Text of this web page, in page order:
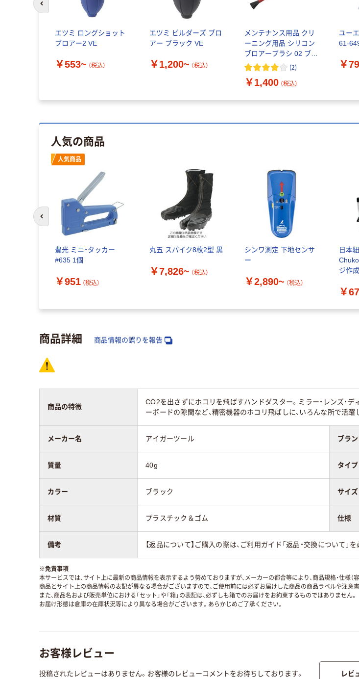
エツミ ロングショット
ブロアー2 VE
￥553~ （税込）
エツミ ビルダーズ ブロ
アー ブラック VE
￥1,200~ （税込）
メンテナンス用品 クリ
ーニング用品 シリコン
ブロアーブラシ 02 ブラ
ック BK KMC-87BK ハ
(2)
￥1,400 （税込）
ユー
61-
￥
前のスライドへ
人気の商品
人気商品
豊光 ミニ・タッカー
#635 1個
￥951 （税込）
丸五 スパイク8枚2型 黒
￥7,826~ （税込）
シンワ測定 下地センサ
ー
￥2,890~ （税込）
日本
ジ作
￥
前のスライドへ
商品詳細 商品情報の誤りを報告
商品の特徴
CO2を出さずにホコリを飛ばすハンドダスター。ミラー・レンズ・デ
ーボードの隙間など、精密機器のホコリ飛ばしに、いろんな所で活躍
メーカー名 アイガーツール ブラ
質量 40g タイプ
カラー ブラック サイズ
材質 プラスチック＆ゴム 仕様
備考 【返品について】ご購入の際は、ご利用ガイド「返品・交換について」
※免責事項
本サービスでは、サイト上に最新の商品情報を表示するよう努めておりますが、メーカーの都合等により、商品規格・仕様（
商品とサイト上の商品情報の表記が異なる場合がございますので、ご使用前には必ずお届けした商品の商品ラベルや注意
また、商品名および販売単位における「セット」や「箱」の表記は、必ずしも箱でのお届けをお約束するものではありません。
お届け形態は倉庫の在庫状況等により異なる場合がございます。あらかじめご了承ください。
お客様レビュー
投稿されたレビューはありません。お客様のレビューコメントをお待ちしております。 レビ